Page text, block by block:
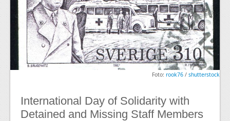
Foto: rook76 / shutterstock
International Day of Solidarity with
Detained and Missing Staff Members